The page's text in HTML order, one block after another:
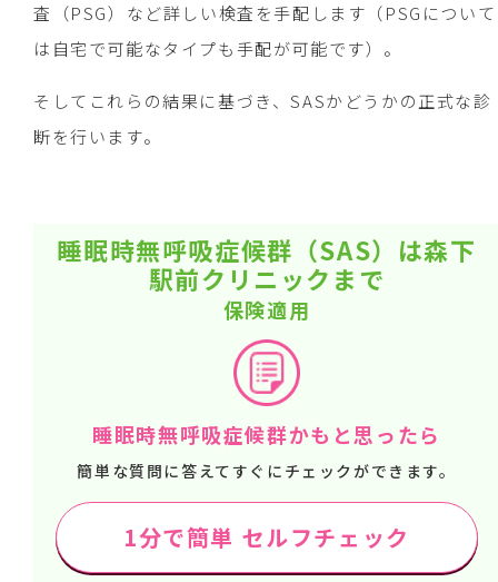
査（PSG）など詳しい検査を手配します（PSGについて
は自宅で可能なタイプも手配が可能です）。
そしてこれらの結果に基づき、SASかどうかの正式な診
断を行います。
睡眠時無呼吸症候群（SAS）は森下
駅前クリニックまで
保険適用
睡眠時無呼吸症候群かもと思ったら
簡単な質問に答えてすぐにチェックができます。
1分で簡単 セルフチェック